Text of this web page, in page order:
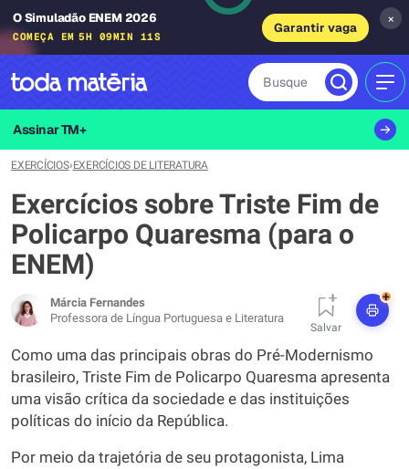
O Simuladão ENEM 2026
COMEÇA EM 5H 09MIN 10S
Garantir vaga
×
Busque
Assinar TM+
EXERCÍCIOS›EXERCÍCIOS DE LITERATURA
Exercícios sobre Triste Fim de
Policarpo Quaresma (para o
ENEM)
Márcia Fernandes
Professora de Língua Portuguesa e Literatura
Salvar
+
Como uma das principais obras do Pré-Modernismo
brasileiro, Triste Fim de Policarpo Quaresma apresenta
uma visão crítica da sociedade e das instituições
políticas do início da República.
Por meio da trajetória de seu protagonista, Lima